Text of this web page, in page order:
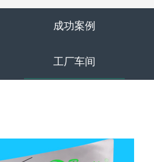
成功案例
工厂车间